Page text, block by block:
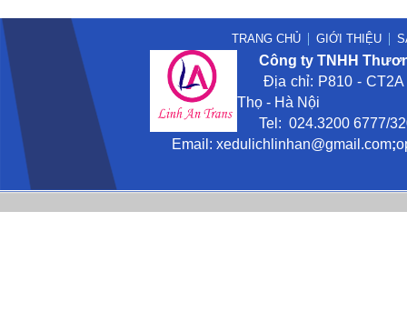
TRANG CHỦ GIỚI THIỆU
Công ty TNHH
Địa chỉ: P810 - CT2A
Thọ - Hà Nội
Tel: 024.3200 6777/
Email: xedulichlinhan@gmail .com;